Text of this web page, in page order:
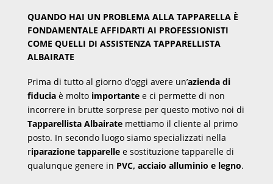
QUANDO HAI UN PROBLEMA ALLA TAPPARELLA È
FONDAMENTALE AFFIDARTI AI PROFESSIONISTI
COME QUELLI DI ASSISTENZA TAPPARELLISTA
ALBAIRATE
Prima di tutto al giorno d’oggi avere un’azienda di
fiduciaè molto importantee ci permette di non
incorrere in brutte sorprese per questo motivo noi di
Tapparellista Albairatemettiamo il cliente al primo
posto. In secondo luogo siamo specializzati nella
riparazione tapparellee sostituzione tapparelle di
qualunque genere in PVC, acciaio alluminio e legno.